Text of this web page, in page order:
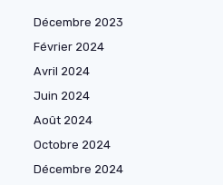
Décembre 2023
Février 2024
Avril 2024
Juin 2024
Août 2024
Octobre 2024
Décembre 2024